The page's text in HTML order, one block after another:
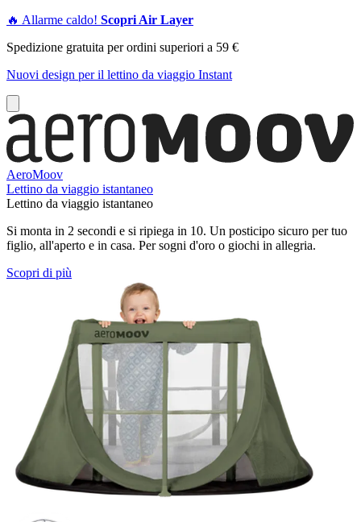
🔥 Allarme caldo! Scopri Air Layer
Spedizione gratuita per ordini superiori a 59 €
Nuovi design per il lettino da viaggio Instant
AeroMoov
Lettino da viaggio istantaneo
Lettino da viaggio istantaneo
Si monta in 2 secondi e si ripiega in 10. Un posticipo sicuro per tuo
figlio, all'aperto e in casa. Per sogni d'oro o giochi in allegria.
Scopri di più